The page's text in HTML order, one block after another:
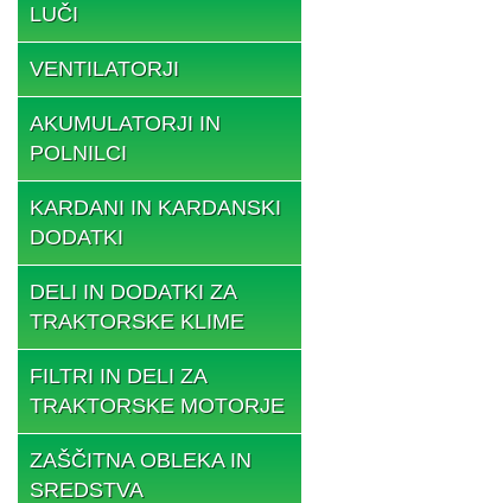
LUČI
VENTILATORJI
AKUMULATORJI IN
POLNILCI
KARDANI IN KARDANSKI
DODATKI
DELI IN DODATKI ZA
TRAKTORSKE KLIME
FILTRI IN DELI ZA
TRAKTORSKE MOTORJE
ZAŠČITNA OBLEKA IN
SREDSTVA